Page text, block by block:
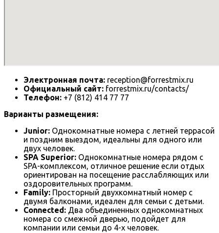
Электронная почта: reception@forrestmix.ru
Официальный сайт: forrestmix.ru/contacts/
Телефон: +7 (812) 414 77 77
Варианты размещения:
Junior: Однокомнатные номера с летней террасой
и поздним выездом, идеальны для одного или
двух человек.
SPA Superior: Однокомнатные номера рядом с
SPA-комплексом, отличное решение если отдых
ориентирован на посещение расслабляющих или
оздоровительных программ.
Family: Просторный двухкомнатный номер с
двумя балконами, идеален для семьи с детьми.
Connected: Два объединенных однокомнатных
номера со смежной дверью, подойдет для
компании или семьи до 4-х человек.